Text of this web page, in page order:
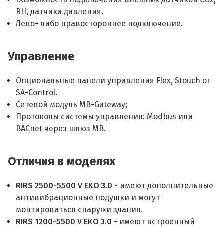
RH, датчика давления.
Лево- либо правостороннее подключение.
Управление
Опциональные панели управления Flex, Stouch or
SA-Control.
Сетевой модуль MB-Gateway;
Протоколы системы управления: Modbus или
BACnet через шлюз MB.
Отличия в моделях
RIRS 2500-5500 V EKO 3.0 - имеют дополнительные
антивибрационные подушки и могут
монтироваться снаружи здания.
RIRS 1200-5500 V EKO 3.0 - имеют встроенный